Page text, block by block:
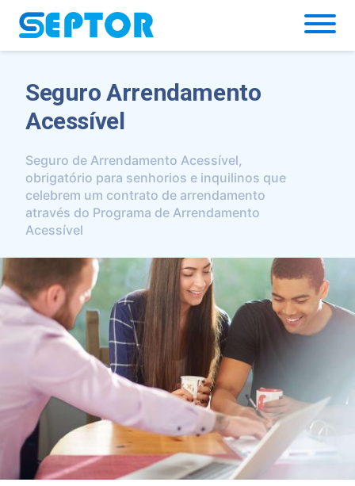
Simulador
Seguro Arrendamento
Acessível
Seguro de Arrendamento Acessível,
obrigatório para senhorios e inquilinos que
celebrem um contrato de arrendamento
através do Programa de Arrendamento
Acessível